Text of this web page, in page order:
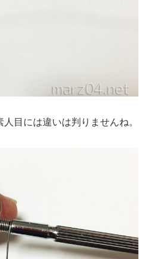
目には違いは判りませんね。